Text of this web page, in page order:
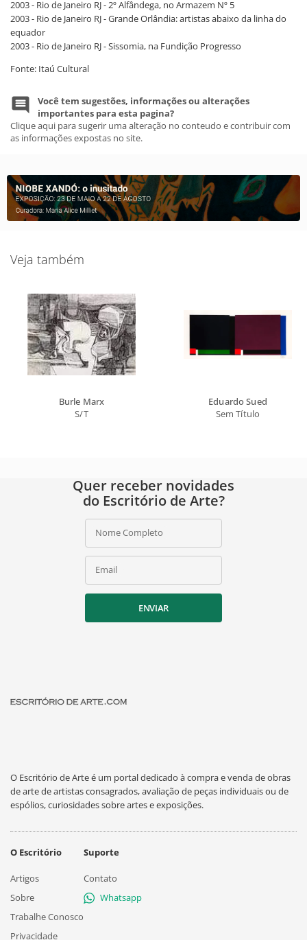
2003 - Rio de Janeiro RJ - 2º Alfândega, no Armazem Nº 5
2003 - Rio de Janeiro RJ - Grande Orlândia: artistas abaixo da linha do
equador
2003 - Rio de Janeiro RJ - Sissomia, na Fundição Progresso
Fonte: Itaú Cultural
Você tem sugestões, informações ou alterações
importantes para esta pagina?
Clique aqui para sugerir uma alteração no conteudo e contribuir com
as informações expostas no site.
Veja também
Burle Marx
S/T
Eduardo Sued
Sem Título
Quer receber novidades
do Escritório de Arte?
Nome Completo
Email
ENVIAR
O Escritório de Arte é um portal dedicado à compra e venda de obras
de arte de artistas consagrados, avaliação de peças individuais ou de
espólios, curiosidades sobre artes e exposições.
O Escritório
Artigos
Sobre
Trabalhe Conosco
Privacidade
Suporte
Contato
Whatsapp